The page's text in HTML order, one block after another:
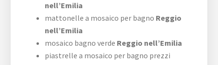
nell’Emilia
mattonelle a mosaico per bagno Reggio
nell’Emilia
mosaico bagno verde Reggio nell’Emilia
piastrelle a mosaico per bagno prezzi